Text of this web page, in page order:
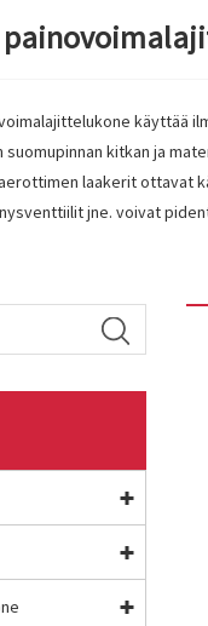
käyttää
kitkan ja
laakerit ottavat
jne. voivat